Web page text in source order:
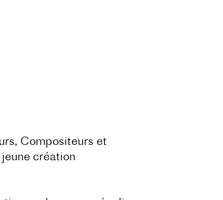
Compositeurs et
création